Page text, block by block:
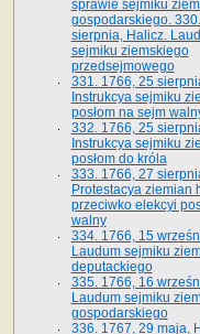
sprawie sejmiku
gospodarskiego.
sierpnia, Halicz.
sejmiku ziemskiego
przedsejmowego
331. 1766, 25
Instrukcya sejmiku
posłom na sejm
332. 1766, 25
Instrukcya sejmiku
posłom do króla
333. 1766, 27
Protestacya ziemian
przeciwko elekcyi
walny
334. 1766, 15
Laudum sejmiku
deputackiego
335. 1766, 16
Laudum sejmiku
gospodarskiego
336. 1767, 29 maja,